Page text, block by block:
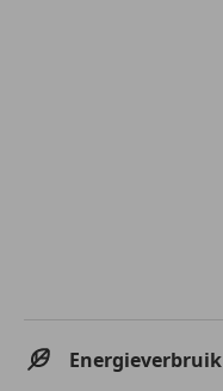
Energieverbruik